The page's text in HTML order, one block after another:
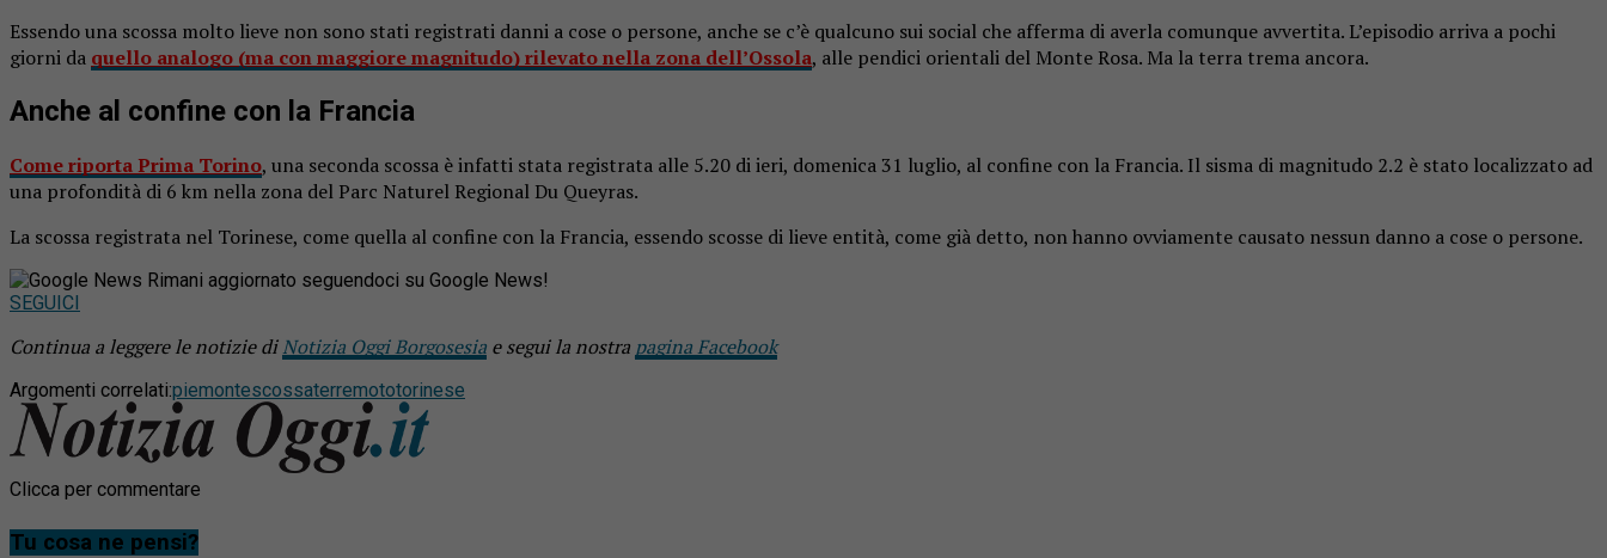
Essendo una scossa molto lieve non sono stati registrati danni a cose o persone, anche se c’è qualcuno sui social che afferma di averla comunque avvertita. L’episodio arriva a pochi
giorni da quello analogo (ma con maggiore magnitudo) rilevato nella zona dell’Ossola, alle pendici orientali del Monte Rosa. Ma la terra trema ancora.
Anche al confine con la Francia
Come riporta Prima Torino, una seconda scossa è infatti stata registrata alle 5.20 di ieri, domenica 31 luglio, al confine con la Francia. Il sisma di magnitudo 2.2 è stato localizzato ad
una profondità di 6 km nella zona del Parc Naturel Regional Du Queyras.
La scossa registrata nel Torinese, come quella al confine con la Francia, essendo scosse di lieve entità, come già detto, non hanno ovviamente causato nessun danno a cose o persone.
Rimani aggiornato seguendoci su Google News!
SEGUICI
Continua a leggere le notizie diNotizia Oggi Borgosesia e segui la nostra pagina Facebook
Argomenti correlati:piemontescossaterremototorinese
Clicca per commentare
Tu cosa ne pensi?